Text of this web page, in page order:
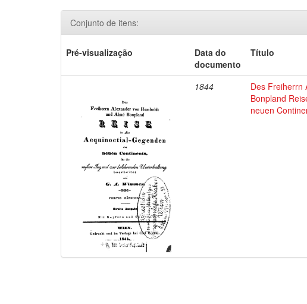
Conjunto de itens:
Pré-visualização
Data do
documento
Título
1844
Des Freiherrn
Bonpland
neuen